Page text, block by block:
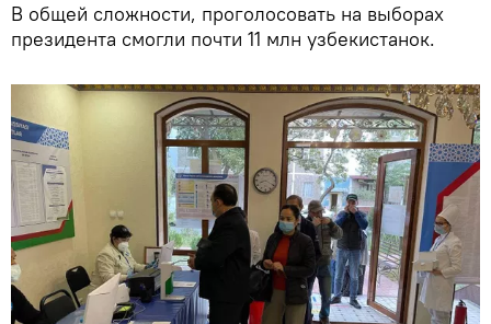
В общей сложности, проголосовать на выборах
президента смогли почти 11 млн узбекистанок.